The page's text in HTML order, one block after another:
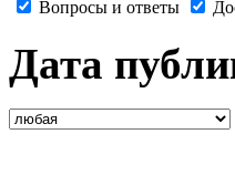
Вопросы и ответы
Дата